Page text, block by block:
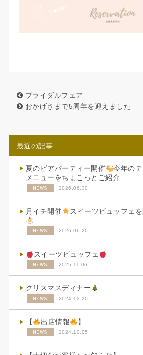
ブライダルフェア
おかげさまで5周年を迎えました
最近の記事
夏のビアパーティー開催
今年の
メニューをちょこっとご紹介
NEWS 2026.06.30
月イチ開催 スイーツビュッフェ
NEWS 2026.06.20
スイーツビュッフェ
NEWS 2025.11.06
クリスマスディナー
NEWS 2024.12.20
【 出店情報 】
NEWS 2024.10.05